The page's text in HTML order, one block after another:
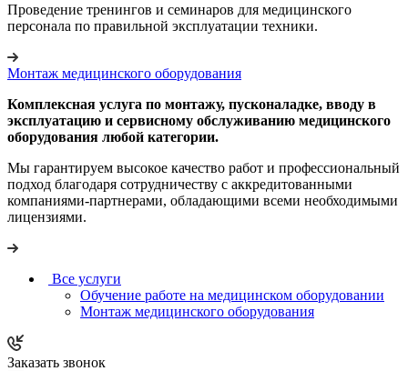
Проведение тренингов и семинаров для медицинского
персонала по правильной эксплуатации техники.
Монтаж медицинского оборудования
Комплексная услуга по монтажу, пусконаладке, вводу в
эксплуатацию и сервисному обслуживанию медицинского
оборудования любой категории.
Мы гарантируем высокое качество работ и профессиональный
подход благодаря сотрудничеству с аккредитованными
компаниями-партнерами, обладающими всеми необходимыми
лицензиями.
Все услуги
Обучение работе на медицинском оборудовании
Монтаж медицинского оборудования
Заказать звонок